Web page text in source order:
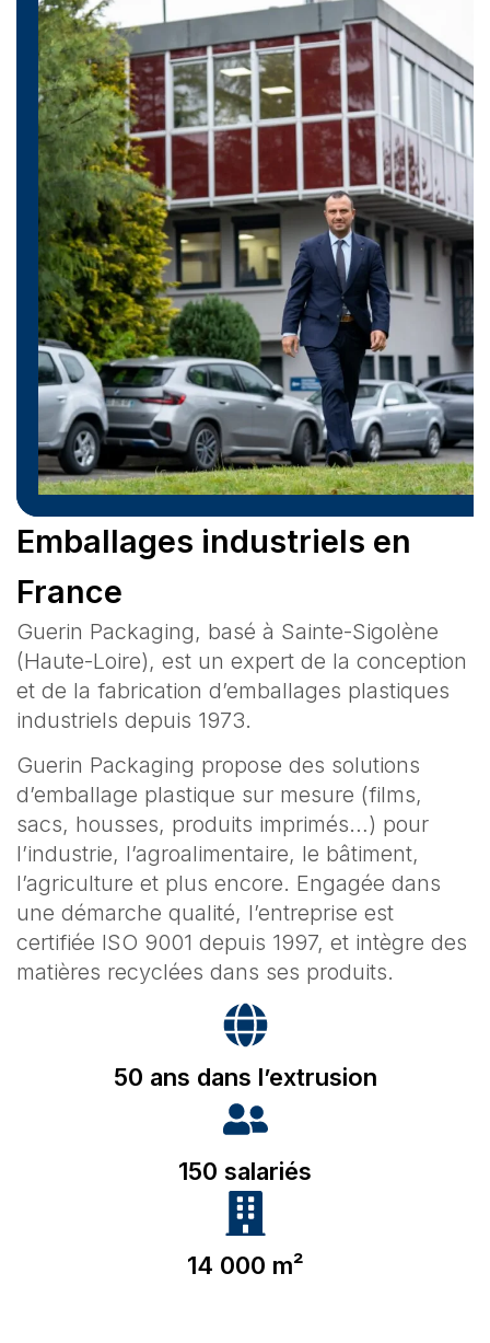
Emballages industriels en
France
Guerin Packaging, basé à Sainte-Sigolène
(Haute-Loire), est un expert de la conception
et de la fabrication d’emballages plastiques
industriels depuis 1973.
Guerin Packaging propose des solutions
d’emballage plastique sur mesure (films,
sacs, housses, produits imprimés…) pour
l’industrie, l’agroalimentaire, le bâtiment,
l’agriculture et plus encore. Engagée dans
une démarche qualité, l’entreprise est
certifiée ISO 9001 depuis 1997, et intègre des
matières recyclées dans ses produits.
50 ans dans l’extrusion
150 salariés
14 000 m²